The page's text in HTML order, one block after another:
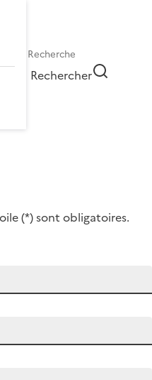
Rechercher
(*) sont obligatoires.